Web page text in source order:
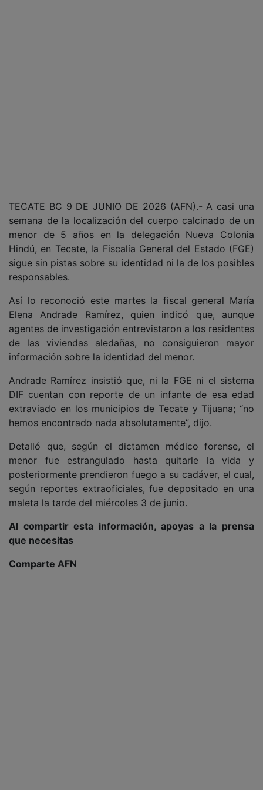
TECATE BC 9 DE JUNIO DE 2026 (AFN).- A casi una
semana de la localización del cuerpo calcinado de un
menor de 5 años en la delegación Nueva Colonia
Hindú, en Tecate, la Fiscalía General del Estado (FGE)
sigue sin pistas sobre su identidad ni la de los posibles
responsables.
Así lo reconoció este martes la fiscal general María
Elena Andrade Ramírez, quien indicó que, aunque
agentes de investigación entrevistaron a los residentes
de las viviendas aledañas, no consiguieron mayor
información sobre la identidad del menor.
Andrade Ramírez insistió que, ni la FGE ni el sistema
DIF cuentan con reporte de un infante de esa edad
extraviado en los municipios de Tecate y Tijuana; “no
hemos encontrado nada absolutamente”, dijo.
Detalló que, según el dictamen médico forense, el
menor fue estrangulado hasta quitarle la vida y
posteriormente prendieron fuego a su cadáver, el cual,
según reportes extraoficiales, fue depositado en una
maleta la tarde del miércoles 3 de junio.
Al compartir esta información, apoyas a la prensa
que necesitas
Comparte AFN